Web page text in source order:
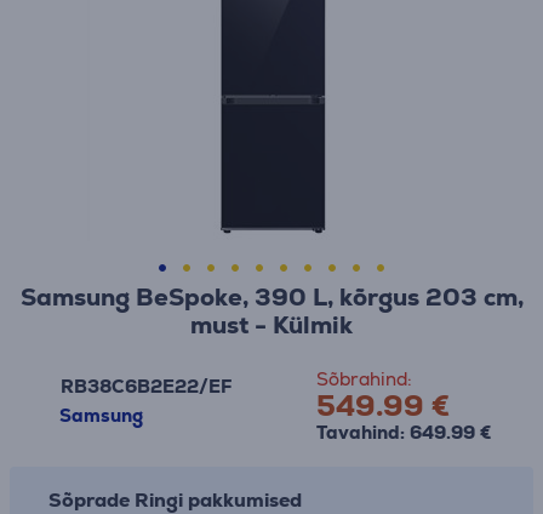
Samsung BeSpoke, 390 L, kõrgus 203 cm,
must - Külmik
RB38C6B2E22/EF
Samsung
Sõbrahind:
549.99 €
Tavahind: 649.99 €
Sõprade Ringi pakkumised